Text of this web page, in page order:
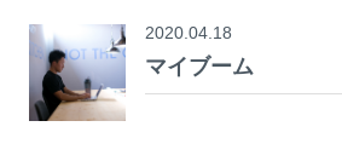
2020.04.18
マイブーム